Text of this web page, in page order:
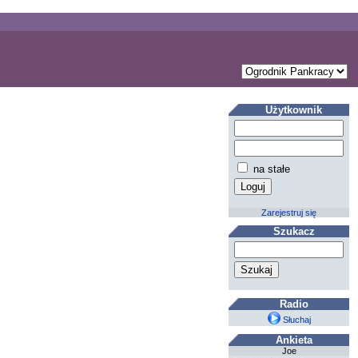
Użytkownik
na stałe
Zarejestruj się
Szukacz
Radio
Słuchaj
Ankieta
Joe